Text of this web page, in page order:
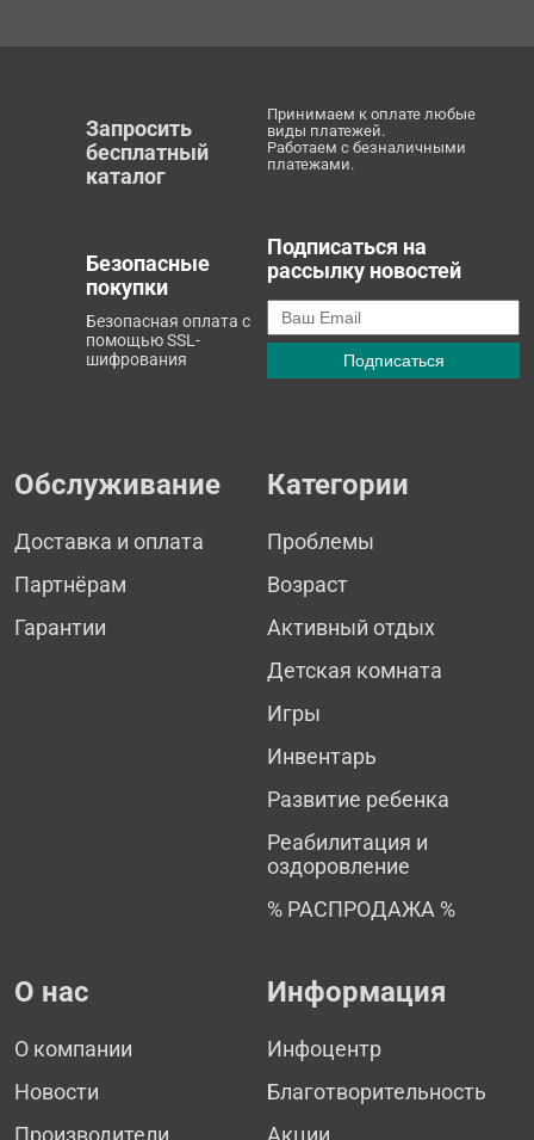
Запросить
бесплатный
каталог
Принимаем к оплате любые
виды платежей.
Работаем с безналичными
платежами.
Безопасные
покупки
Безопасная оплата с
помощью SSL-
шифрования
Подписаться на
рассылку новостей
Обслуживание
Доставка и оплата
Партнёрам
Гарантии
Категории
Проблемы
Возраст
Активный отдых
Детская комната
Игры
Инвентарь
Развитие ребенка
Реабилитация и
оздоровление
% РАСПРОДАЖА %
О нас
О компании
Новости
Производители
Информация
Инфоцентр
Благотворительность
Акции